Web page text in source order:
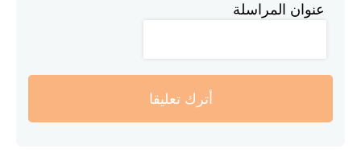
عنوان المراسلة
أترك تعليقا